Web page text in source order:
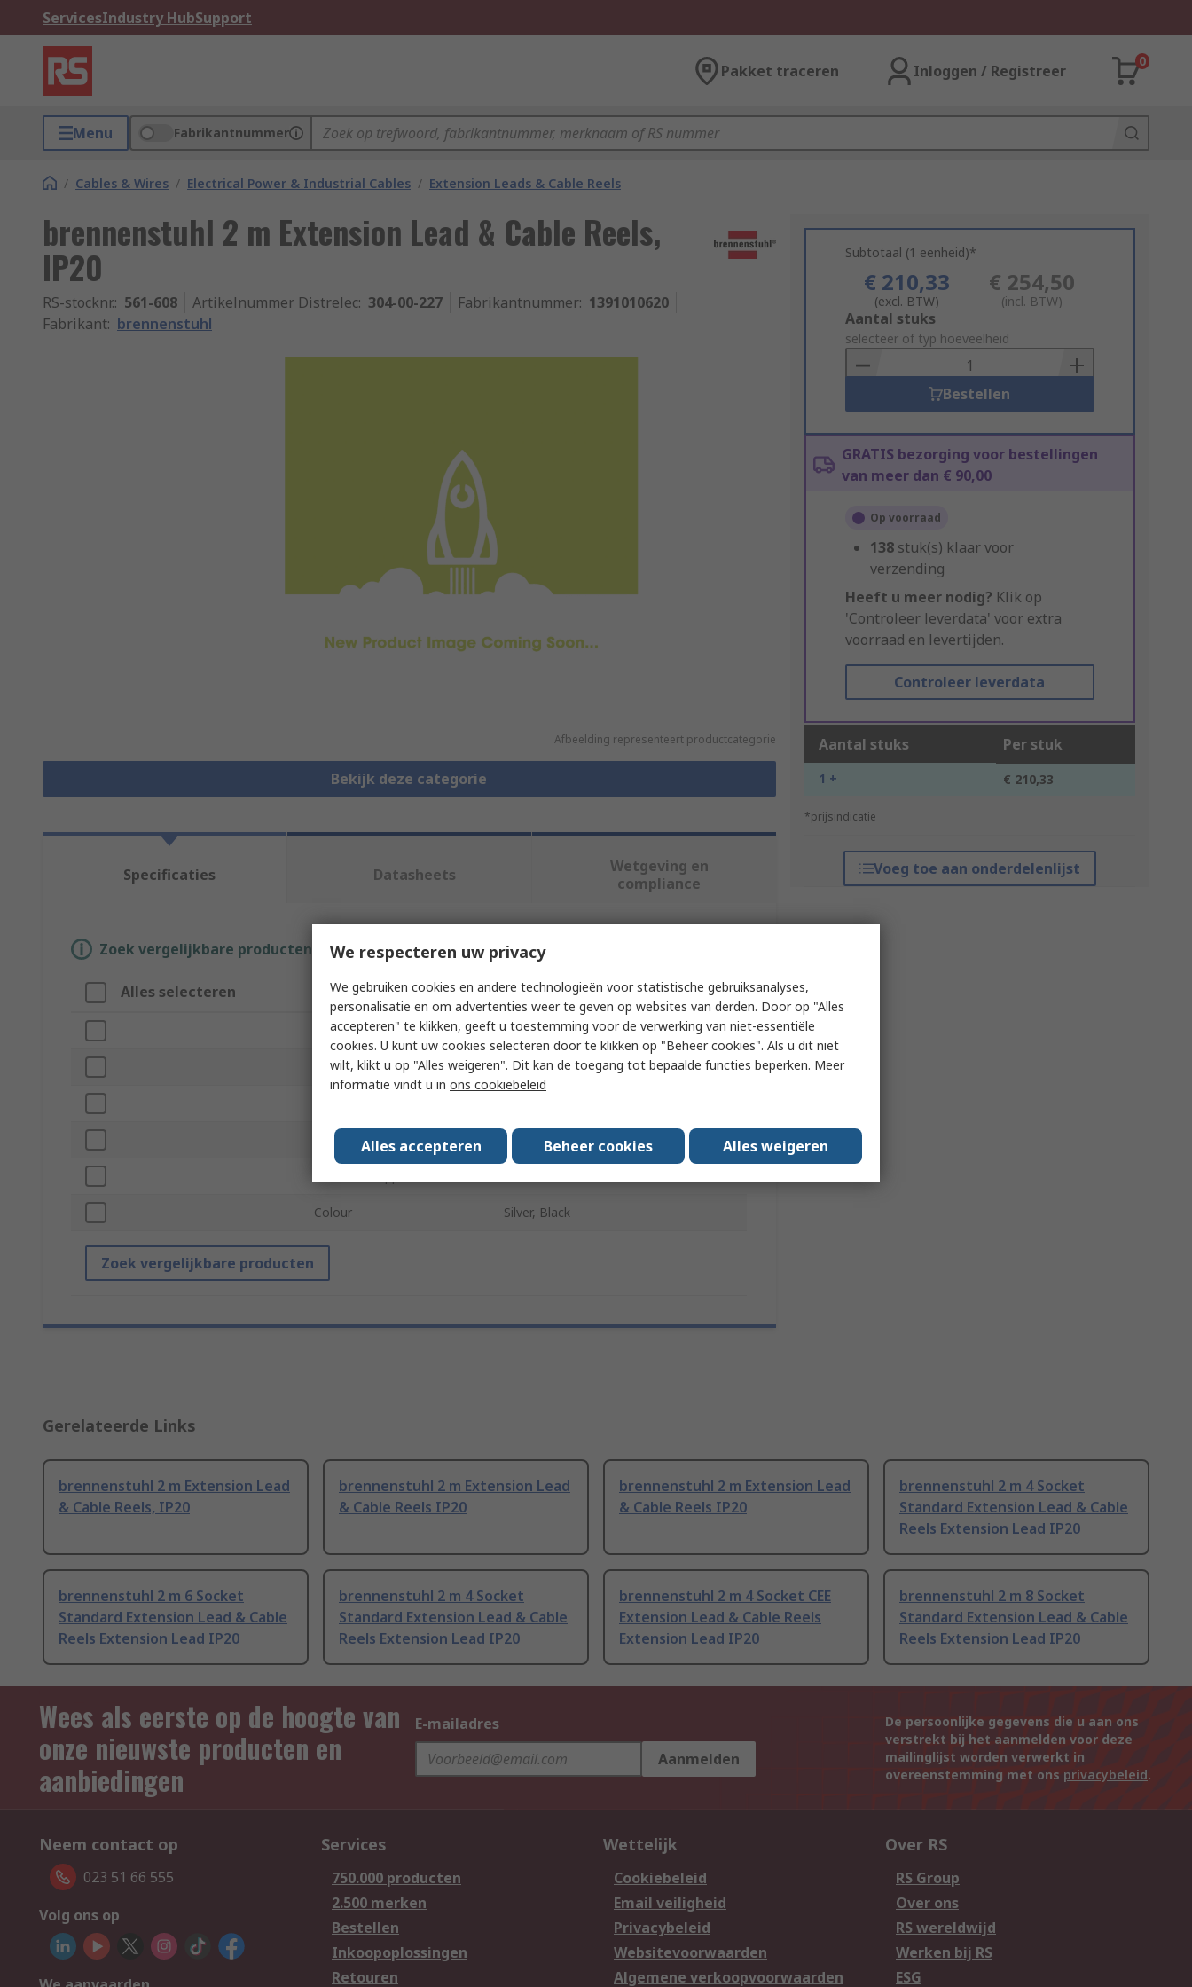
ServicesIndustry HubSupport
Pakket traceren Inloggen / Registreer
0
Menu Fabrikantnummer
/ Cables & Wires / Electrical Power & Industrial Cables / Extension Leads & Cable Reels
brennenstuhl 2 m Extension Lead & Cable Reels,
IP20
RS-stocknr.: 561-608 Artikelnummer Distrelec: 304-00-227 Fabrikantnummer: 1391010620
Fabrikant: brennenstuhl
Afbeelding representeert productcategorie
Bekijk deze categorie
Subtotaal (1 eenheid)*
€ 210,33
(excl. BTW)
€ 254,50
(incl. BTW)
Add
to
Basket
Aantal stuks
selecteer of typ hoeveelheid
Bestellen
GRATIS bezorging voor bestellingen
van meer dan € 90,00
Op voorraad
138 stuk(s) klaar voor
verzending
Heeft u meer nodig? Klik op
'Controleer leverdata' voor extra
voorraad en levertijden.
Controleer leverdata
Aantal stuks Per stuk
1 + € 210,33
*prijsindicatie
Voeg toe aan onderdelenlijst
Specificaties Datasheets
Wetgeving en
compliance
Zoek vergelijkbare producten door een of meer kenmerken te selecteren.
Alles selecteren Attribuut Waarde
Merk brennenstuhl
Product Type Extension Lead & Cable Reels
IP Rating IP20
Colour Silver, Black
Zoek vergelijkbare producten
Gerelateerde Links
brennenstuhl 2 m Extension Lead
& Cable Reels, IP20
brennenstuhl 2 m Extension Lead
& Cable Reels IP20
brennenstuhl 2 m Extension Lead
& Cable Reels IP20
brennenstuhl 2 m 4 Socket
Standard Extension Lead & Cable
Reels Extension Lead IP20
brennenstuhl 2 m 6 Socket
Standard Extension Lead & Cable
Reels Extension Lead IP20
brennenstuhl 2 m 4 Socket
Standard Extension Lead & Cable
Reels Extension Lead IP20
brennenstuhl 2 m 4 Socket CEE
Extension Lead & Cable Reels
Extension Lead IP20
brennenstuhl 2 m 8 Socket
Standard Extension Lead & Cable
Reels Extension Lead IP20
Wees als eerste op de hoogte van
onze nieuwste producten en
aanbiedingen
E-mailadres
Aanmelden
De persoonlijke gegevens die u aan ons
verstrekt bij het aanmelden voor deze
mailinglijst worden verwerkt in
overeenstemming met ons privacybeleid.
Neem contact op
023 51 66 555
Volg ons op
Services
750.000 producten
2.500 merken
Bestellen
Inkoopoplossingen
Retouren
Wettelijk
Cookiebeleid
Email veiligheid
Privacybeleid
Websitevoorwaarden
Algemene verkoopvoorwaarden
Over RS
RS Group
Over ons
RS wereldwijd
Werken bij RS
ESG
We respecteren uw privacy
We gebruiken cookies en andere technologieën voor statistische gebruiksanalyses,
personalisatie en om advertenties weer te geven op websites van derden. Door op "Alles
accepteren" te klikken, geeft u toestemming voor de verwerking van niet-essentiële
cookies. U kunt uw cookies selecteren door te klikken op "Beheer cookies". Als u dit niet
wilt, klikt u op "Alles weigeren". Dit kan de toegang tot bepaalde functies beperken. Meer
informatie vindt u in ons cookiebeleid
Alles accepteren Beheer cookies Alles weigeren